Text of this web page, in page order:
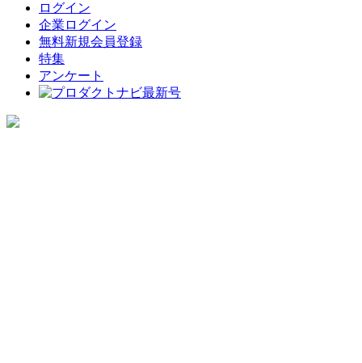
ログイン
企業ログイン
無料新規会員登録
特集
アンケート